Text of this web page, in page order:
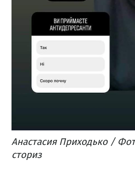
Анастасия Приходько /
сториз